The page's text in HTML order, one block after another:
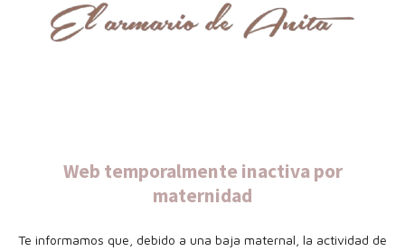
Web temporalmente inactiva por
maternidad
Te informamos que, debido a una baja maternal, la actividad de